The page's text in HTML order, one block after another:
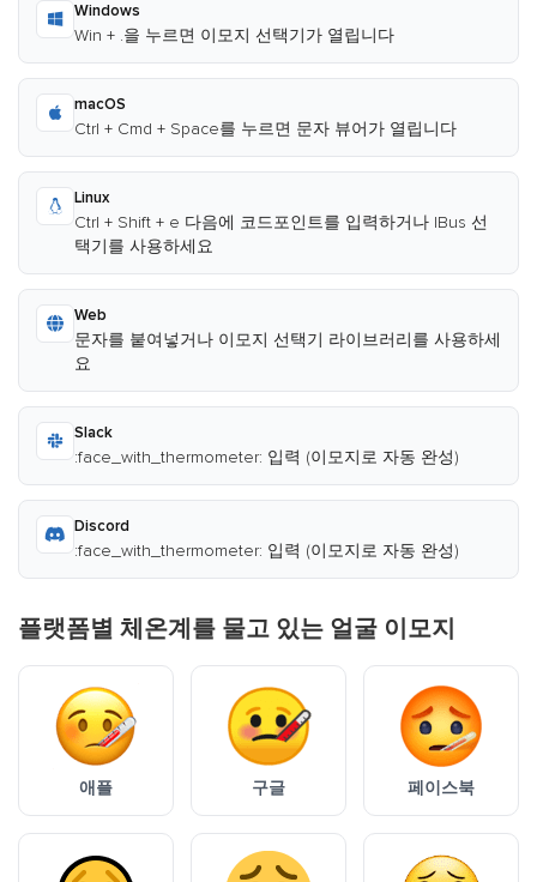
Windows
Win + .을 누르면 이모지 선택기가 열립니다
macOS
Ctrl + Cmd + Space를 누르면 문자 뷰어가 열립니다
Linux
Ctrl + Shift + e 다음에 코드포인트를 입력하거나 IBus 선
택기를 사용하세요
Web
문자를 붙여넣거나 이모지 선택기 라이브러리를 사용하세
요
Slack
:face_with_thermometer: 입력 (이모지로 자동 완성)
Discord
:face_with_thermometer: 입력 (이모지로 자동 완성)
플랫폼별 체온계를 물고 있는 얼굴 이모지
애플 구글 페이스북